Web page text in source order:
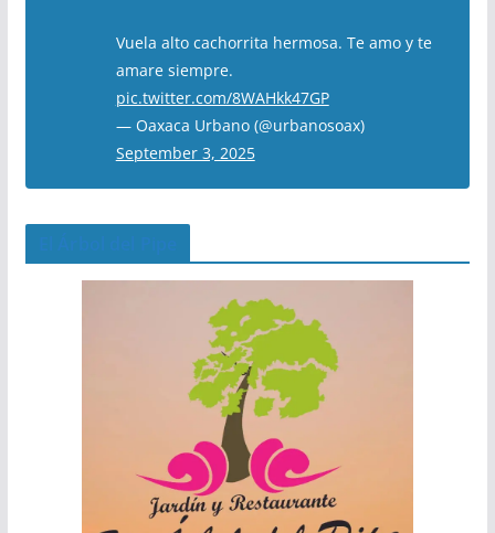
Vuela alto cachorrita hermosa. Te amo y te
amare siempre.
pic.twitter.com/8WAHkk47GP
— Oaxaca Urbano (@urbanosoax)
September 3, 2025